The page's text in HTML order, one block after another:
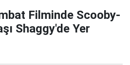
Filminde Scooby-
Shaggy'de Yer